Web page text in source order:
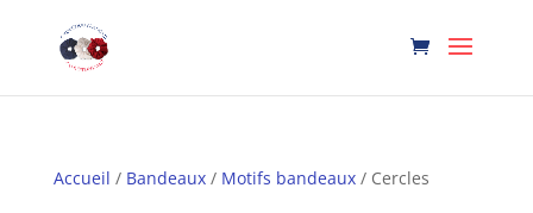
Accueil / Bandeaux/ Motifs bandeaux/ Cercles